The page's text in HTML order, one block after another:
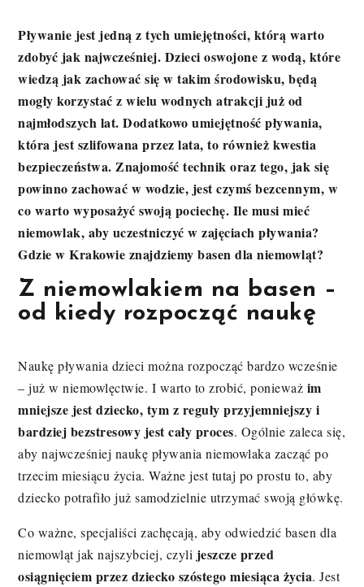
Pływanie jest jedną z tych umiejętności, którą warto
zdobyć jak najwcześniej. Dzieci oswojone z wodą, które
wiedzą jak zachować się w takim środowisku, będą
mogły korzystać z wielu wodnych atrakcji już od
najmłodszych lat. Dodatkowo umiejętność pływania,
która jest szlifowana przez lata, to również kwestia
bezpieczeństwa. Znajomość technik oraz tego, jak się
powinno zachować w wodzie, jest czymś bezcennym, w
co warto wyposażyć swoją pociechę. Ile musi mieć
niemowlak, aby uczestniczyć w zajęciach pływania?
Gdzie w Krakowie znajdziemy basen dla niemowląt?
Z niemowlakiem na basen –
od kiedy rozpocząć naukę
Naukę pływania dzieci można rozpocząć bardzo wcześnie
– już w niemowlęctwie. I warto to zrobić, ponieważ im
mniejsze jest dziecko, tym z reguły przyjemniejszy i
bardziej bezstresowy jest cały proces. Ogólnie zaleca się,
aby najwcześniej naukę pływania niemowlaka zacząć po
trzecim miesiącu życia. Ważne jest tutaj po prostu to, aby
dziecko potrafiło już samodzielnie utrzymać swoją główkę.
Co ważne, specjaliści zachęcają, aby odwiedzić basen dla
niemowląt jak najszybciej, czyli jeszcze przed
osiągnięciem przez dziecko szóstego miesiąca życia. Jest